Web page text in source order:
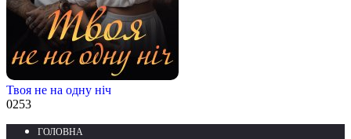
Твоя не на одну ніч
0253
ГОЛОВНА